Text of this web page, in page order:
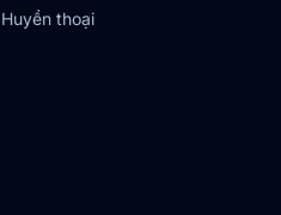
Huyền thoại